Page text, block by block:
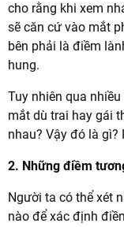
cho rằng khi xem
sẽ căn cứ vào mắt
bên phải là điềm
hung.
Tuy nhiên qua
mắt dù trai hay gái
nhau? Vậy đó là gì?
2. Những điềm
Người ta có thể xét
nào để xác định